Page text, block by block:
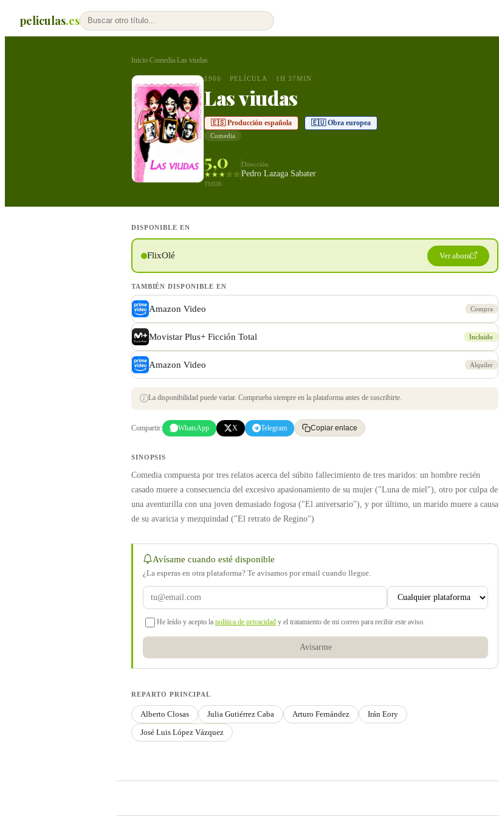
peliculas.es
Inicio›Comedia›Las viudas
1966 PELÍCULA 1H 37MIN
Las viudas
🇪🇸 Producción española 🇪🇺 Obra europea
Comedia
5,0
★★★☆☆
TMDB
Dirección
Pedro Lazaga Sabater
DISPONIBLE EN
FlixOlé Ver ahora
TAMBIÉN DISPONIBLE EN
Amazon Video Compra
Movistar Plus+ Ficción Total Incluido
Amazon Video Alquiler
La disponibilidad puede variar. Comprueba siempre en la plataforma antes de suscribirte.
Compartir: WhatsApp X Telegram Copiar enlace
SINOPSIS
Comedia compuesta por tres relatos acerca del súbito fallecimiento de tres maridos: un hombre recién
casado muere a consecuencia del excesivo apasionamiento de su mujer ("Luna de miel"), otro por culpa de
una aventurilla con una joven demasiado fogosa ("El aniversario"), y por último, un marido muere a causa
de su avaricia y mezquindad ("El retrato de Regino")
Avísame cuando esté disponible
¿La esperas en otra plataforma? Te avisamos por email cuando llegue.
He leído y acepto la política de privacidad y el tratamiento de mi correo para recibir este aviso.
Avisarme
REPARTO PRINCIPAL
Alberto Closas Julia Gutiérrez Caba Arturo Fernández
Irán Eory
José Luis López Vázquez